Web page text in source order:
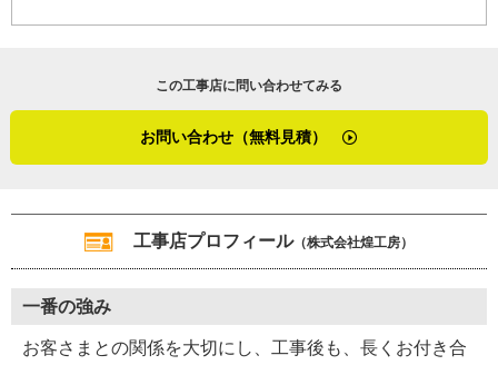
工事店番号 Y36-AZC
この工事店に問い合わせてみる
お問い合わせ（無料見積）
工事店プロフィール（株式会社煌工房）
一番の強み
お客さまとの関係を大切にし、工事後も、長くお付き合